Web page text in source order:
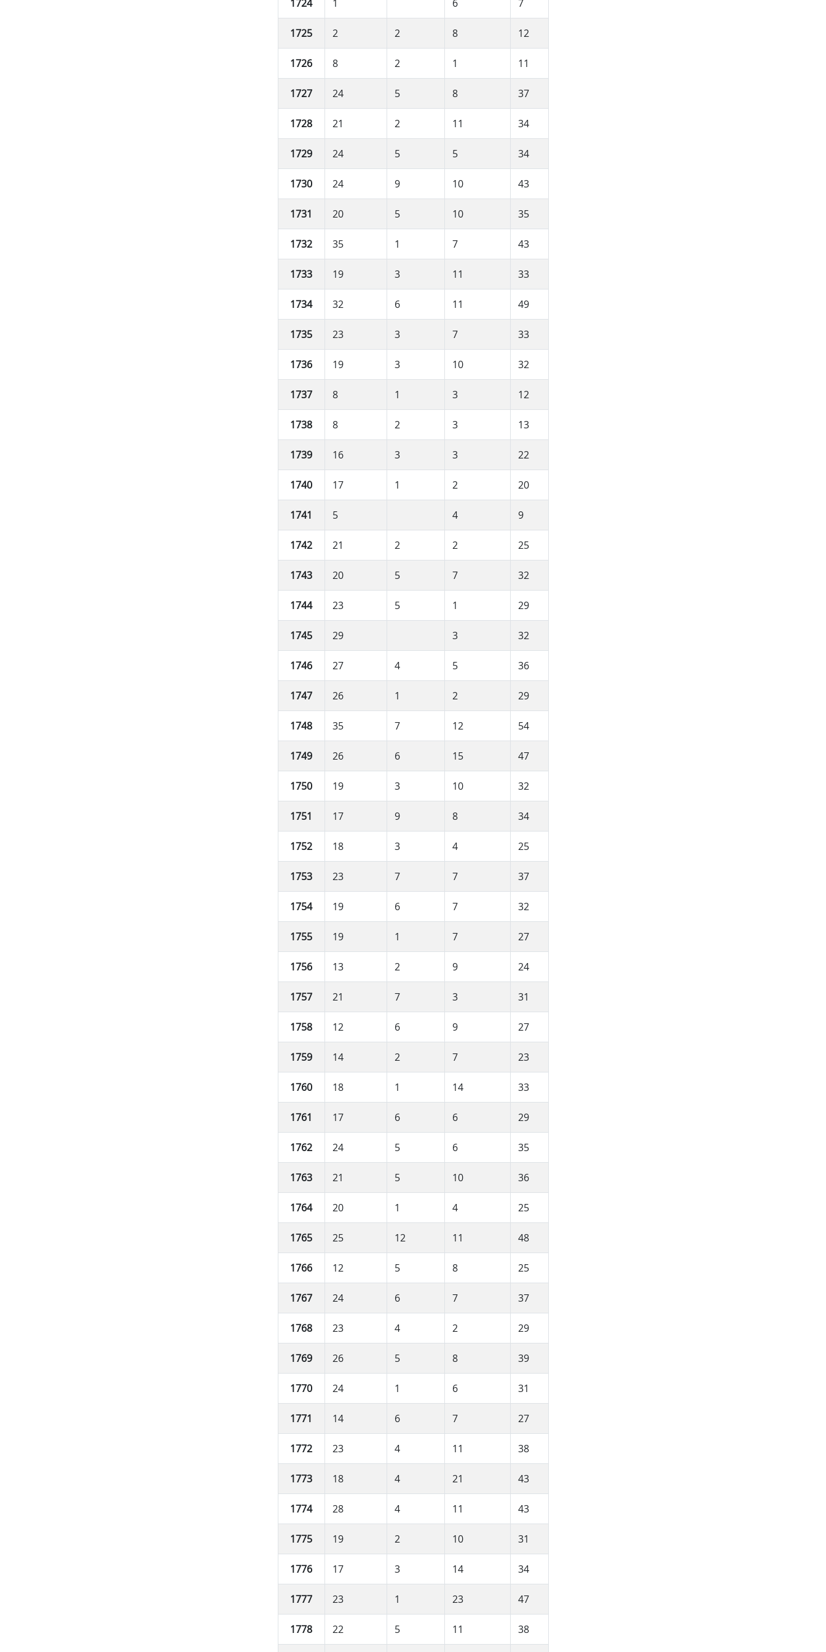
1724 1 6 7
1725 2 2 8 12
1726 8 2 1 11
1727 24 5 8 37
1728 21 2 11 34
1729 24 5 5 34
1730 24 9 10 43
1731 20 5 10 35
1732 35 1 7 43
1733 19 3 11 33
1734 32 6 11 49
1735 23 3 7 33
1736 19 3 10 32
1737 8 1 3 12
1738 8 2 3 13
1739 16 3 3 22
1740 17 1 2 20
1741 5 4 9
1742 21 2 2 25
1743 20 5 7 32
1744 23 5 1 29
1745 29 3 32
1746 27 4 5 36
1747 26 1 2 29
1748 35 7 12 54
1749 26 6 15 47
1750 19 3 10 32
1751 17 9 8 34
1752 18 3 4 25
1753 23 7 7 37
1754 19 6 7 32
1755 19 1 7 27
1756 13 2 9 24
1757 21 7 3 31
1758 12 6 9 27
1759 14 2 7 23
1760 18 1 14 33
1761 17 6 6 29
1762 24 5 6 35
1763 21 5 10 36
1764 20 1 4 25
1765 25 12 11 48
1766 12 5 8 25
1767 24 6 7 37
1768 23 4 2 29
1769 26 5 8 39
1770 24 1 6 31
1771 14 6 7 27
1772 23 4 11 38
1773 18 4 21 43
1774 28 4 11 43
1775 19 2 10 31
1776 17 3 14 34
1777 23 1 23 47
1778 22 5 11 38